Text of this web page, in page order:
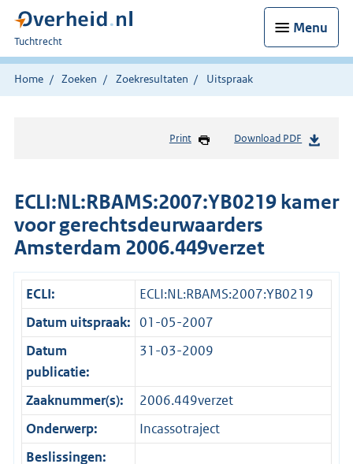
Menu
U
bent
hier:
Tuchtrecht
Home Zoeken Zoekresultaten Uitspraak
Print Download PDF
ECLI:NL:RBAMS:2007:YB0219 kamer
voor gerechtsdeurwaarders
Amsterdam 2006.449verzet
ECLI:
ECLI:NL:RBAMS:2007:YB0219
Datum uitspraak: 01-05-2007
Datum
publicatie:
31-03-2009
Zaaknummer(s):
2006.449verzet
Onderwerp:
Incassotraject
Beslissingen: